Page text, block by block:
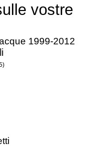
vostre
1999-2012